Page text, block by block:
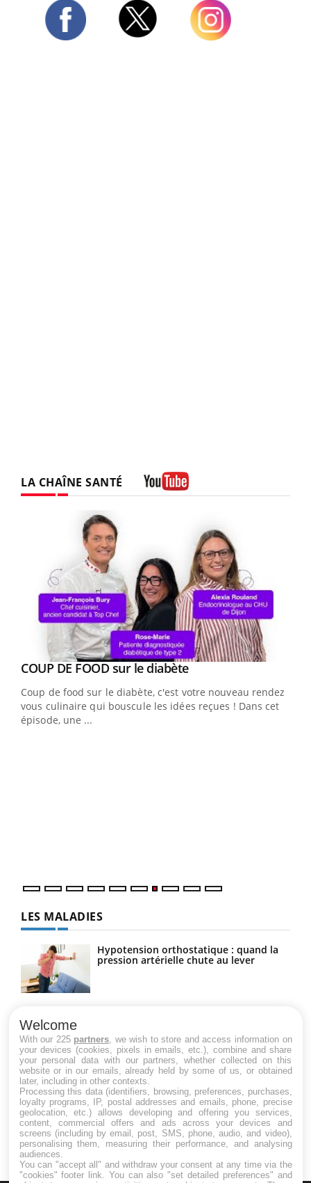
LA CHAÎNE SANTÉ
Youtube
COUP DE FOOD sur le diabèteYoutube
Coup de food sur le diabète, c'est votre nouveau rendez-
vous culinaire qui bouscule les idées reçues ! Dans cet
épisode, une ...
LES MALADIES
Hypotension orthostatique : quand la
pression artérielle chute au lever
Maladie de Charcot (Sclérose latérale
amyotrophique)
Welcome
With our 225 partners , we wish to store and access information on
your devices (cookies, pixels in emails, etc.), combine and share
your personal data with our partners, whether collected on this
website or in our emails, already held by some of us, or obtained
later, including in other contexts.
Processing this data (identifiers, browsing, preferences, purchases,
loyalty programs, IP, postal addresses and emails, phone, precise
geolocation, etc.) allows developing and offering you services,
content, commercial offers and ads across your devices and
screens (including by email, post, SMS, phone, audio, and video),
personalising them, measuring their performance, and analysing
audiences.
You can "accept all" and withdraw your consent at any time via the
"cookies" footer link . You can also "set detailed preferences" and